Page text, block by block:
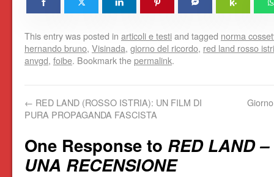
This entry was posted in articoli e testiand tagged norma
hernando bruno, Visinada, giorno del ricordo, red land rosso
anvgd, foibe. Bookmark thepermalink.
← RED LAND (ROSSO ISTRIA): UN FILM DI
PURA PROPAGANDA FASCISTA
One Response to RED LAND
UNA RECENSIONE